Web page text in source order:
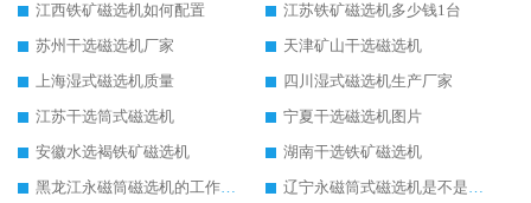
江西铁矿磁选机如何配置
江苏铁矿磁选机多少钱1台
苏州干选磁选机厂家
天津矿山干选磁选机
上海湿式磁选机质量
四川湿式磁选机生产厂家
江苏干选筒式磁选机
宁夏干选磁选机图片
安徽水选褐铁矿磁选机
湖南干选铁矿磁选机
黑龙江永磁筒磁选机的工作原理
辽宁永磁筒式磁选机是不是强磁